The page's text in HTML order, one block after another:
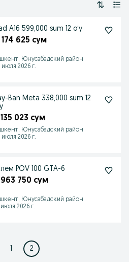
A16 599,000 sum 12 oʻy
625 сум
Юнусабадский район
июля 2026 г.
Ban Meta 338,000 sum 12
023 сум
Юнусабадский район
июля 2026 г.
POV 100 GTA-6
750 сум
Юнусабадский район
июля 2026 г.
2